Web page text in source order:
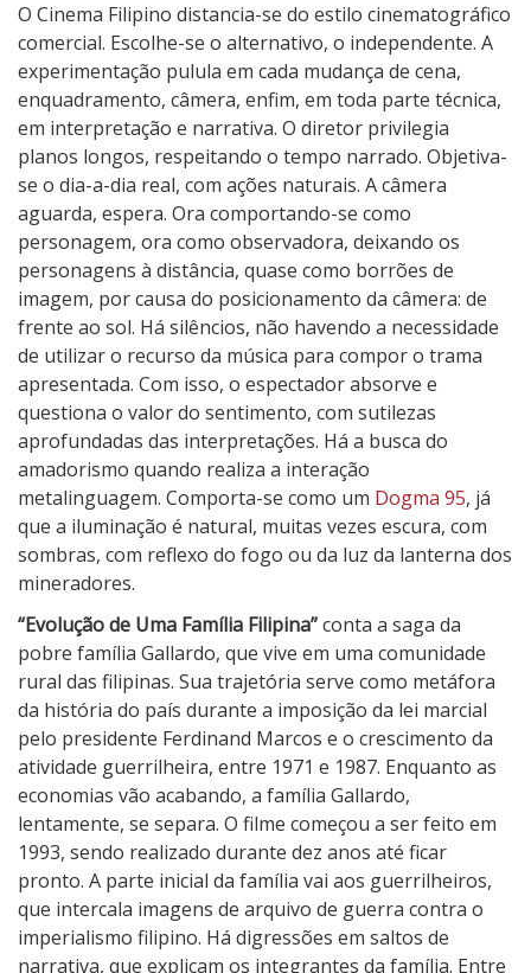
m
í
l
i
a
F
i
l
i
p
i
n
a
O Cinema Filipino distancia-se do estilo cinematográfico
comercial. Escolhe-se o alternativo, o independente. A
experimentação pulula em cada mudança de cena,
enquadramento, câmera, enfim, em toda parte técnica,
em interpretação e narrativa. O diretor privilegia
planos longos, respeitando o tempo narrado. Objetiva-
se o dia-a-dia real, com ações naturais. A câmera
aguarda, espera. Ora comportando-se como
personagem, ora como observadora, deixando os
personagens à distância, quase como borrões de
imagem, por causa do posicionamento da câmera: de
frente ao sol. Há silêncios, não havendo a necessidade
de utilizar o recurso da música para compor o trama
apresentada. Com isso, o espectador absorve e
questiona o valor do sentimento, com sutilezas
aprofundadas das interpretações. Há a busca do
amadorismo quando realiza a interação
metalinguagem. Comporta-se como um Dogma 95, já
que a iluminação é natural, muitas vezes escura, com
sombras, com reflexo do fogo ou da luz da lanterna dos
mineradores.
“Evolução de Uma Família Filipina”conta a saga da
pobre família Gallardo, que vive em uma comunidade
rural das filipinas. Sua trajetória serve como metáfora
da história do país durante a imposição da lei marcial
pelo presidente Ferdinand Marcos e o crescimento da
atividade guerrilheira, entre 1971 e 1987. Enquanto as
economias vão acabando, a família Gallardo,
lentamente, se separa. O filme começou a ser feito em
1993, sendo realizado durante dez anos até ficar
pronto. A parte inicial da família vai aos guerrilheiros,
que intercala imagens de arquivo de guerra contra o
imperialismo filipino. Há digressões em saltos de
narrativa, que explicam os integrantes da família. Entre